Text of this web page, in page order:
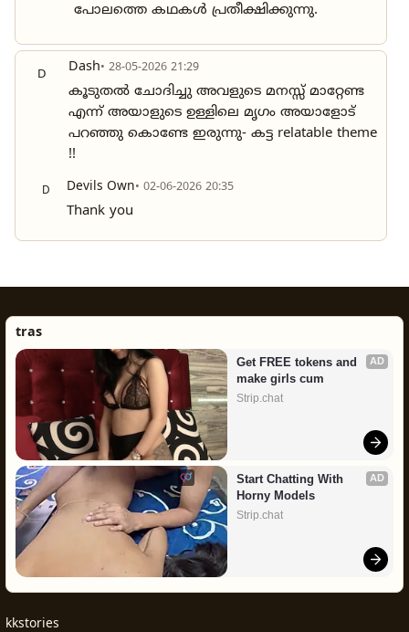
പോലത്തെ കഥകൾ പ്രതീക്ഷിക്കുന്നു.
D Dash• 28-05-2026 21:29
കൂടുതൽ ചോദിച്ചു അവളുടെ മനസ്സ് മാറ്റേണ്ട
എന്ന് അയാളുടെ ഉള്ളിലെ മൃഗം അയാളോട്
പറഞ്ഞു കൊണ്ടേ ഇരുന്നു- കട്ട relatable theme
!!
D Devils Own• 02-06-2026 20:35
Thank you
tras
AD
Get FREE tokens and
make girls cum
Strip.chat
AD
Start Chatting With
Horny Models
Strip.chat
kkstories